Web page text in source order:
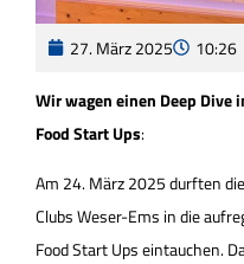
27. März 2025 10:26
Wir wagen einen Deep
Food Start Ups:
Am 24. März 2025 durften
Clubs Weser-Ems in die
Food Start Ups eintauchen.